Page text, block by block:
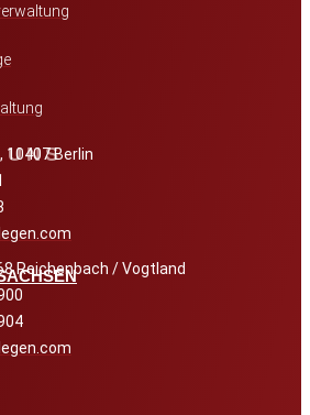
UNSBerlin
Reichenbach / Vogtland